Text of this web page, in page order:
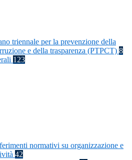
triennale per la prevenzione della
e della trasparenza (PTPCT) 8
123
normativi su organizzazione e
42